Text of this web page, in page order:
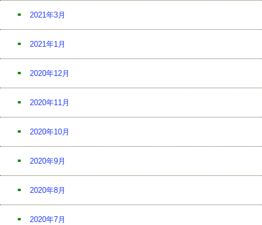
2021年3月
2021年1月
2020年12月
2020年11月
2020年10月
2020年9月
2020年8月
2020年7月